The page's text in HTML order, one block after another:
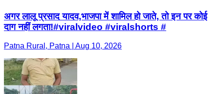
अगर लालू प्रसाद यादव,भाजपा में शामिल हो जाते, तो इन पर कोई
दाग नहीं लगता!#viralvideo #viralshorts #
Patna Rural, Patna | Aug 10, 2026